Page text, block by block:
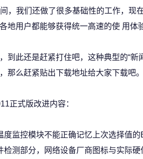
，我们还做了很多基础性的工作，现
地用户都能够获得统一高速的使 用体
到此还是赶紧打住吧，这种典型的“新
那么赶紧贴出下载地址给大家下载吧
正式版改进内容：
度监控模块不能正确记忆上次选择值的
检测部分，网络设备厂商图标与实际